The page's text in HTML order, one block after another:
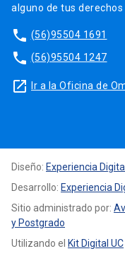
alguno de tus
phone (56)95504 1691
phone (56)95504 1247
launch Ir a la Oficina de
Diseño: Experiencia
Desarrollo: Experiencia
Sitio administrado por:
y Postgrado
Utilizando el Kit Digital UC